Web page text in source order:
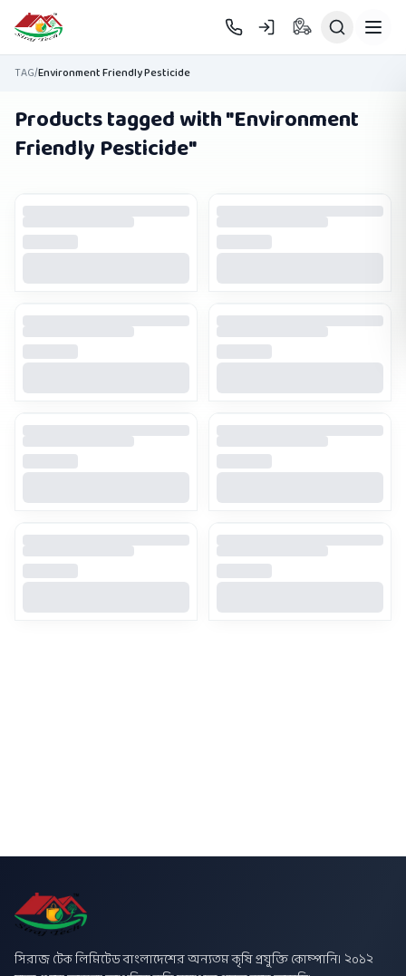
Skip to main content
TAG/Environment Friendly Pesticide
Products tagged with "Environment
Friendly Pesticide"
সিরাজ টেক লিমিটেড বাংলাদেশের অন্যতম কৃষি প্রযুক্তি কোম্পানি। ২০১২